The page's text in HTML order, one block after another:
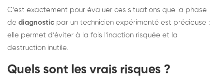
C'est exactement pour évaluer ces situations que la phase
de diagnostic par un technicien expérimenté est précieuse :
elle permet d'éviter à la fois l'inaction risquée et la
destruction inutile.
Quels sont les vrais risques ?